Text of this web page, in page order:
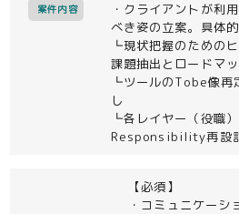
案件内容
・クライアントが利
べき姿の立案。具体
┗現状把握のための
課題抽出とロードマ
┗ツールのTobe像再
し
┗各レイヤー（役職
Responsibility再設
【必須】
・コミュニケーシ